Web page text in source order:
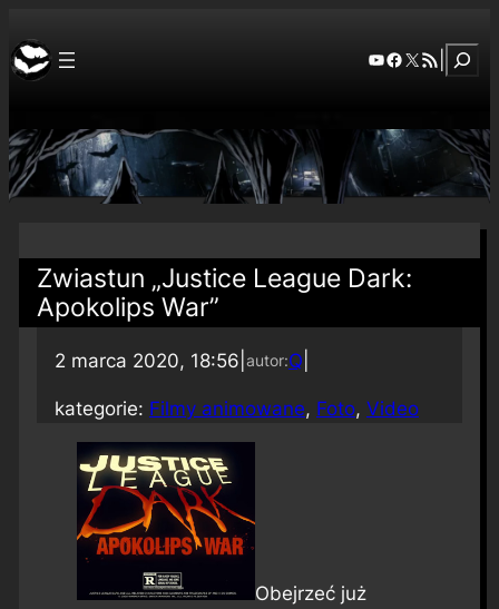
YouTube
Facebook
X RSS Feed
Zwiastun „Justice League Dark:
Apokolips War”
2 marca 2020, 18:56 autor:Q
kategorie: Filmy animowane, Foto, Video
Obejrzeć już